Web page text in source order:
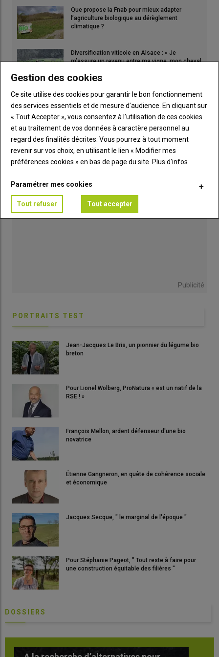
Que propose la Fnab pour mieux adapter
l’agriculture biologique au dérèglement
climatique ?
Diversification viticole en Alsace : « Je
m’assure un revenu entre ma vigne, mon cheval
VIGNE
Le potentiel mamelle d'une génisse est fixé
avant sa naissance
LAIT
Publicité
PORTRAITS TEST
Jean-Jacques Le Bris, un pionnier du légume bio
breton
Pour Lionel Wolberg, ProNatura « est un natif de la
RSE ! »
François Mellon, ardent défenseur d'une bio
novatrice
Étienne Gangneron, en quête de cohérence sociale
et économique
Jacques Secque, " le marginal de l'époque "
Pour Stéphanie Pageot, " Tout reste à faire pour
une construction équitable des filières "
DOSSIERS
Gestion des cookies
Ce site utilise des cookies pour garantir le bon fonctionnement
des services essentiels et de mesure d’audience. En cliquant sur
« Tout Accepter », vous consentez à l’utilisation de ces cookies
et au traitement de vos données à caractère personnel au
regard des finalités décrites. Vous pourrez à tout moment
revenir sur vos choix, en utilisant le lien « Modifier mes
préférences cookies » en bas de page du site. Plus d'infos
Paramétrer mes cookies
Tout refuser Tout accepter